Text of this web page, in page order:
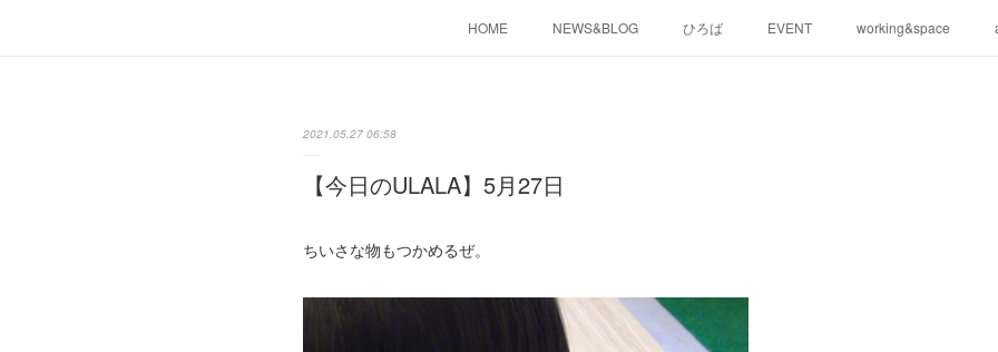
HOME NEWS&BLOG ひろば EVENT working&space
2021.05.27 06:58
【今日のULALA】5月27日
ちいさな物もつかめるぜ。